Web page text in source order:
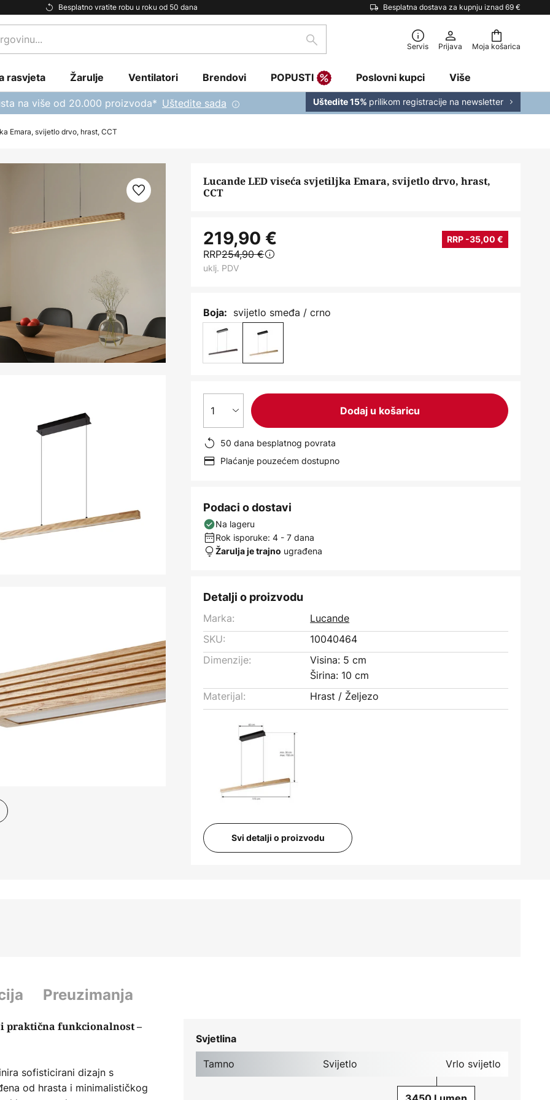
Besplatno vratite robu u roku od 50 dana Besplatna dostava za kupnju iznad 69 €
Moja košarica
traži Servis Prijava
rasvjeta Žarulje Ventilatori Brendovi POPUSTI Poslovni kupci Više
na više od 20.000 proizvoda* Uštedite sada Uštedite 15% prilikom registracije na newsletter
Emara, svijetlo drvo, hrast, CCT
Lucande LED viseća svjetiljka Emara, svijetlo drvo, hrast,
CCT
219,90 € RRP -35,00 €
RRP254,90 €
uklj. PDV
Boja: svijetlo smeđa / crno
1 Dodaj u košaricu
50 dana besplatnog povrata
Plaćanje pouzećem dostupno
Podaci o dostavi
Na lageru
Rok isporuke: 4 - 7 dana
Žarulja je trajno ugrađena
Detalji o proizvodu
Marka:
Lucande
SKU:
10040464
Dimenzije:
Visina: 5 cm
Širina: 10 cm
Materijal:
Hrast / Željezo
Svi detalji o proizvodu
Preuzimanja
praktična funkcionalnost –
sofisticirani dizajn s
od hrasta i minimalističkog
Svjetlina
Tamno Svijetlo Vrlo svijetlo